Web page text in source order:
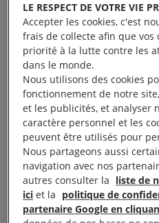
(Burkina Faso) et
démocratique du
Angélique Kidjo a fui son
dans les années 1980,
pressions visant à ce
régime répressif du pays.
En 40 ans de carrière,
remporté plusieurs
LE RESPECT DE VOTRE VIE
Accepter les cookies, c'est
frais de collecte afin que
priorité à la lutte contre les
dans le monde.
Nous utilisons des cookies
fonctionnement de notre
et les publicités, et analyser
caractère personnel et les
peuvent être utilisés pour
Nous partageons aussi
navigation avec nos
autres consulter la liste de
ici et la politique de
partenaire Google en